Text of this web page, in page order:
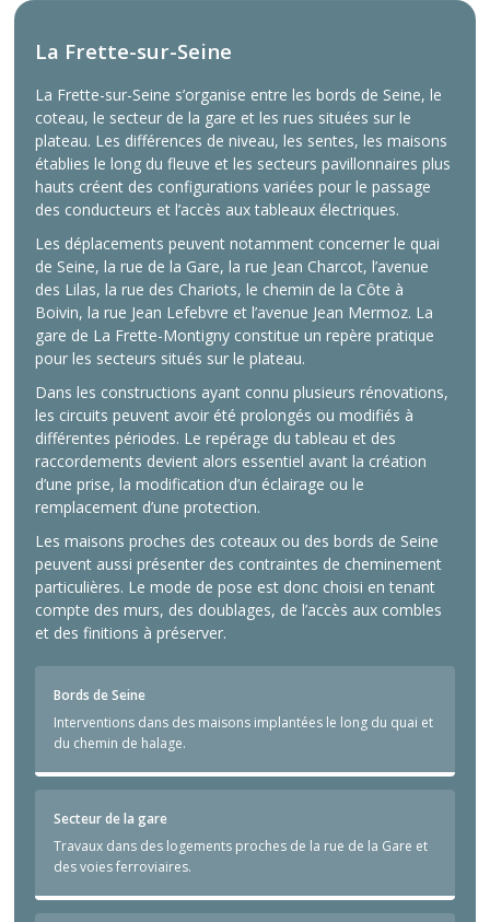
La Frette-sur-Seine
La Frette-sur-Seine s’organise entre les bords de Seine, le
coteau, le secteur de la gare et les rues situées sur le
plateau. Les différences de niveau, les sentes, les maisons
établies le long du fleuve et les secteurs pavillonnaires plus
hauts créent des configurations variées pour le passage
des conducteurs et l’accès aux tableaux électriques.
Les déplacements peuvent notamment concerner le quai
de Seine, la rue de la Gare, la rue Jean Charcot, l’avenue
des Lilas, la rue des Chariots, le chemin de la Côte à
Boivin, la rue Jean Lefebvre et l’avenue Jean Mermoz. La
gare de La Frette-Montigny constitue un repère pratique
pour les secteurs situés sur le plateau.
Dans les constructions ayant connu plusieurs rénovations,
les circuits peuvent avoir été prolongés ou modifiés à
différentes périodes. Le repérage du tableau et des
raccordements devient alors essentiel avant la création
d’une prise, la modification d’un éclairage ou le
remplacement d’une protection.
Les maisons proches des coteaux ou des bords de Seine
peuvent aussi présenter des contraintes de cheminement
particulières. Le mode de pose est donc choisi en tenant
compte des murs, des doublages, de l’accès aux combles
et des finitions à préserver.
Bords de Seine
Interventions dans des maisons implantées le long du quai et
du chemin de halage.
Secteur de la gare
Travaux dans des logements proches de la rue de la Gare et
des voies ferroviaires.